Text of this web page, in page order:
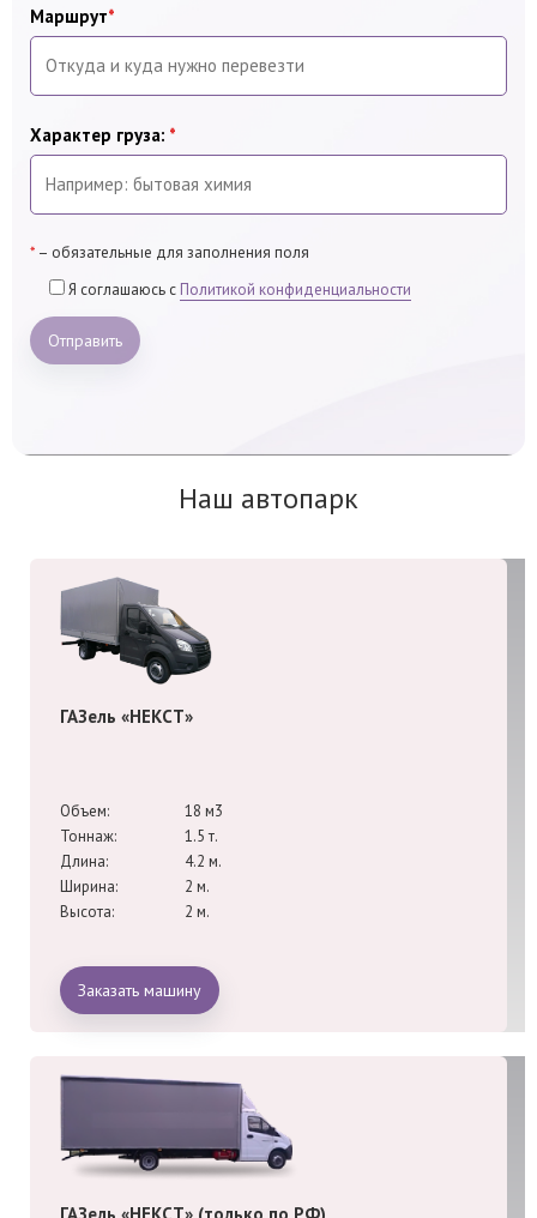
Маршрут*
Характер груза: *
* – обязательные для заполнения поля
Я соглашаюсь с Политикой конфиденциальности
Отправить
Наш автопарк
ГАЗель «НЕКСТ»
Объем:
18 м3
Тоннаж:
1.5 т.
Длина:
4.2 м.
Ширина:
2 м.
Высота:
2 м.
Заказать машину